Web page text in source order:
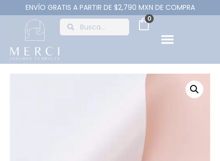
ENVÍO GRATIS A PARTIR DE $2,790 MXN DE COMPRA
0